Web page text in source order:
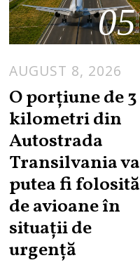
05
AUGUST 8, 2026
U
G
T
8
O porțiune de 3
kilometri din
Autostrada
Transilvania va
putea fi folosită
de avioane în
situații de
urgență